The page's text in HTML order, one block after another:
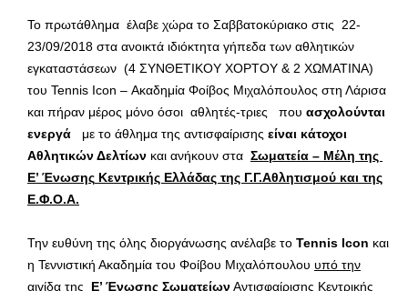
Το πρωτάθλημα έλαβε χώρα το Σαββατοκύριακο στις 22-
23/09/2018 στα ανοικτά ιδιόκτητα γήπεδα των αθλητικών
εγκαταστάσεων (4 ΣΥΝΘΕΤΙΚΟΥ ΧΟΡΤΟΥ & 2 ΧΩΜΑΤΙΝΑ)
του Tennis Icon – Ακαδημία Φοίβος Μιχαλόπουλος στη Λάρισα
και πήραν μέρος μόνο όσοι αθλητές-τριες που ασχολούνται
ενεργά με το άθλημα της αντισφαίρισης είναι κάτοχοι
Αθλητικών Δελτίων και ανήκουν στα Σωματεία – Μέλη της
Ε’ Ένωσης Κεντρικής Ελλάδας της Γ.Γ.Αθλητισμού και της
Ε.Φ.Ο.Α.
Την ευθύνη της όλης διοργάνωσης ανέλαβε το Tennis Icon και
η Τεννιστική Ακαδημία του Φοίβου Μιχαλόπουλου υπό την
αιγίδα της Ε’ Ένωσης ΣωματείωνΑντισφαίρισης Κεντρικής